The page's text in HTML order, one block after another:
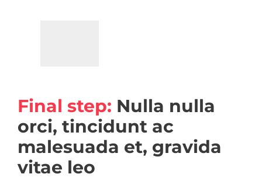
Final step: Nulla nulla
orci, tincidunt ac
malesuada et, gravida
vitae leo